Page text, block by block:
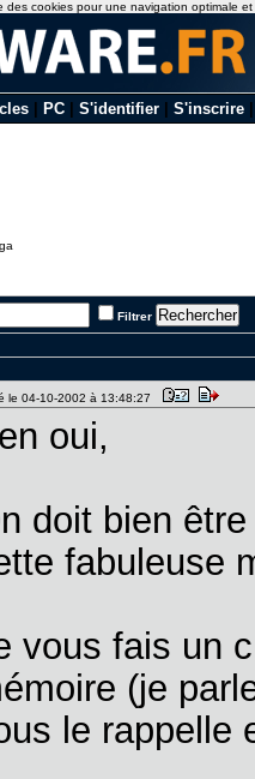
PC S'identifier S'inscrire
Filtrer
le 04-10-2002 à 13:48:27
oui,
doit bien
fabuleuse
vous fais un
(je
le rappelle
des cookies pour une navigation optimale